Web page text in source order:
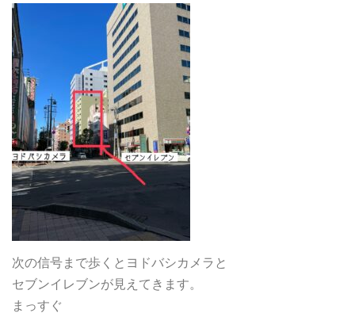
次の信号まで歩くとヨドバシカメラと
セブンイレブンが見えてきます。
まっすぐ